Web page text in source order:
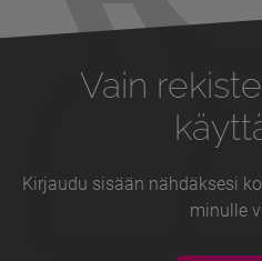
Vain
Kirjaudu sisään nähdäksesi
minulle